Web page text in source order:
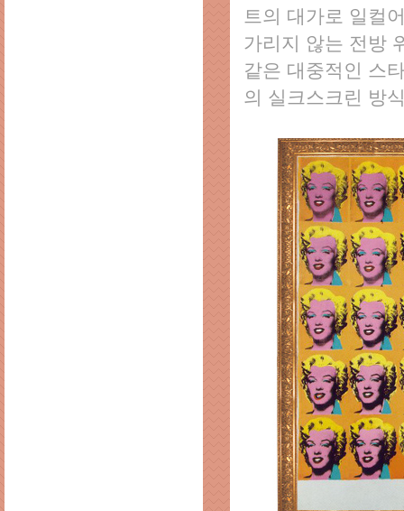
트의 대가로 일컬
가리지 않는 전방
같은 대중적인 스
의 실크스크린 방